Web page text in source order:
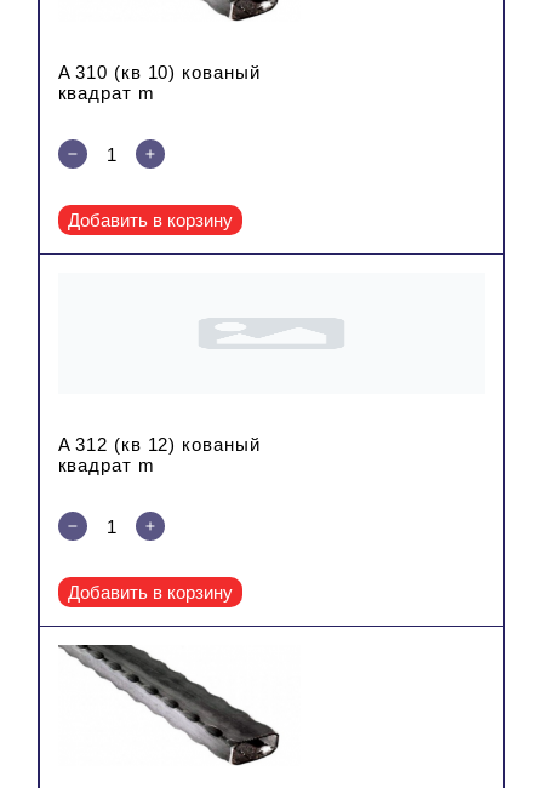
A 310 (кв 10) кованый
квадрат m
Добавить в корзину
A 312 (кв 12) кованый
квадрат m
Добавить в корзину